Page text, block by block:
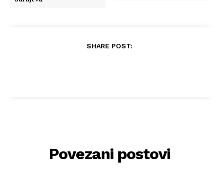
SHARE POST:
Povezani postovi